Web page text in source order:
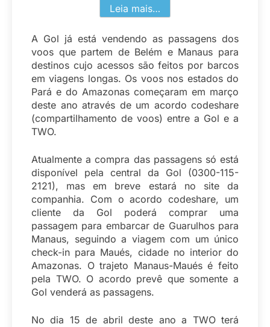
Leia mais…
A Gol já está vendendo as passagens dos
voos que partem de Belém e Manaus para
destinos cujo acessos são feitos por barcos
em viagens longas. Os voos nos estados do
Pará e do Amazonas começaram em março
deste ano através de um acordo codeshare
(compartilhamento de voos) entre a Gol e a
TWO.
Atualmente a compra das passagens só está
disponível pela central da Gol (0300-115-
2121), mas em breve estará no site da
companhia. Com o acordo codeshare, um
cliente da Gol poderá comprar uma
passagem para embarcar de Guarulhos para
Manaus, seguindo a viagem com um único
check-in para Maués, cidade no interior do
Amazonas. O trajeto Manaus-Maués é feito
pela TWO. O acordo prevê que somente a
Gol venderá as passagens.
No dia 15 de abril deste ano a TWO terá